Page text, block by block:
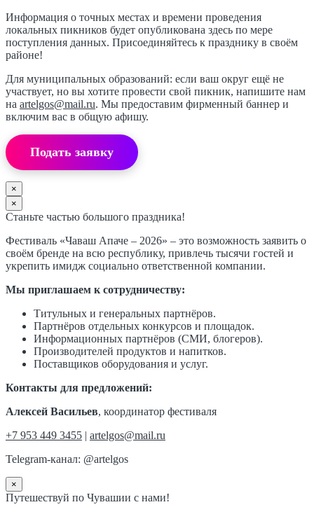
Информация о точных местах и времени проведения
локальных пикников будет опубликована здесь по мере
поступления данных. Присоединяйтесь к празднику в своём
районе!
Для муниципальных образований: если ваш округ ещё не
участвует, но вы хотите провести свой пикник, напишите нам
на artelgos@mail.ru. Мы предоставим фирменный баннер и
включим вас в общую афишу.
Подать заявку
×
×
Станьте частью большого праздника!
Фестиваль «Чаваш Апаче – 2026» – это возможность заявить о
своём бренде на всю республику, привлечь тысячи гостей и
укрепить имидж социально ответственной компании.
Мы приглашаем к сотрудничеству:
Титульных и генеральных партнёров.
Партнёров отдельных конкурсов и площадок.
Информационных партнёров (СМИ, блогеров).
Производителей продуктов и напитков.
Поставщиков оборудования и услуг.
Контакты для предложений:
Алексей Васильев, координатор фестиваля
+7 953 449 3455 | artelgos@mail.ru
Telegram-канал: @artelgos
×
Путешествуй по Чувашии с нами!